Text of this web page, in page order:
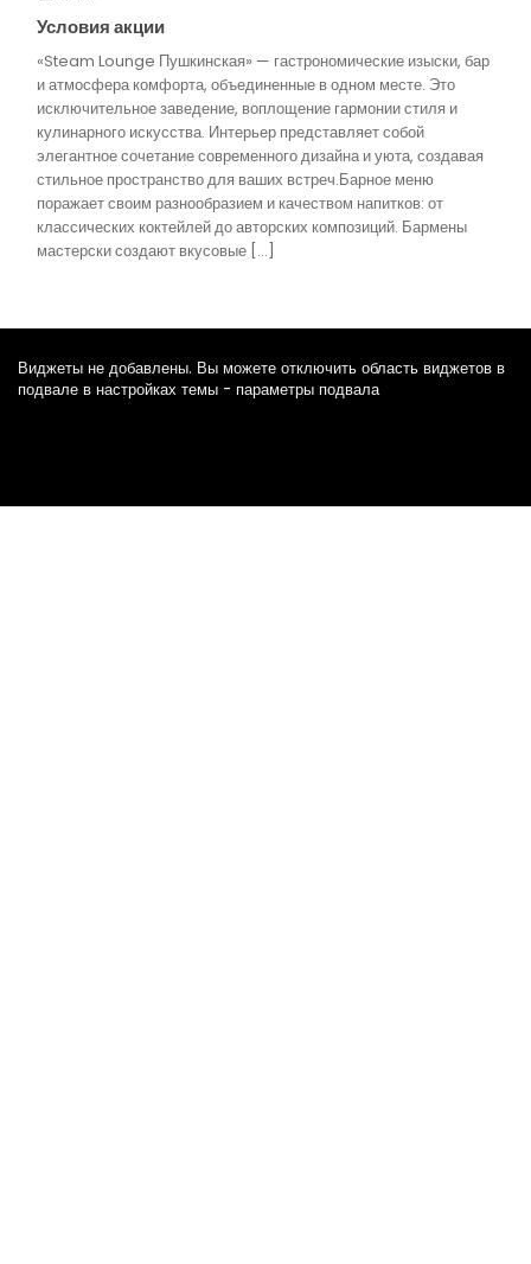
Условия акции
«Steam Lounge Пушкинская» — гастрономические изыски, бар
и атмосфера комфорта, объединенные в одном месте. Это
исключительное заведение, воплощение гармонии стиля и
кулинарного искусства. Интерьер представляет собой
элегантное сочетание современного дизайна и уюта, создавая
стильное пространство для ваших встреч.Барное меню
поражает своим разнообразием и качеством напитков: от
классических коктейлей до авторских композиций. Бармены
мастерски создают вкусовые […]
Виджеты не добавлены. Вы можете отключить область виджетов в
подвале в настройках темы - параметры подвала